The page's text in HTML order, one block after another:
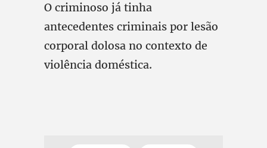
O criminoso já tinha
antecedentes criminais por lesão
corporal dolosa no contexto de
violência doméstica.